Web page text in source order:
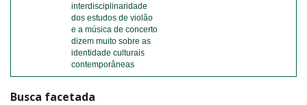
interdisciplinaridade
dos estudos de violão
e a música de concerto
dizem muito sobre as
identidade culturais
contemporâneas
Busca facetada